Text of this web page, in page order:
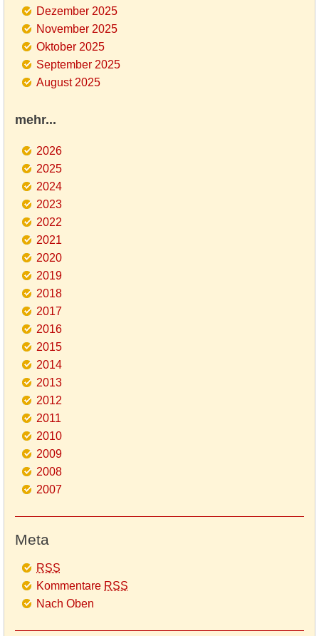
Dezember 2025
November 2025
Oktober 2025
September 2025
August 2025
mehr...
2026
2025
2024
2023
2022
2021
2020
2019
2018
2017
2016
2015
2014
2013
2012
2011
2010
2009
2008
2007
Meta
RSS
Kommentare RSS
Nach Oben